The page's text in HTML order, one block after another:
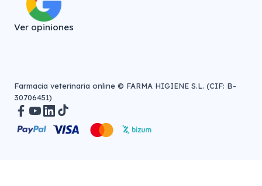
Ver opiniones
Farmacia veterinaria online © FARMA HIGIENE S.L. (CIF: B-
30706451)